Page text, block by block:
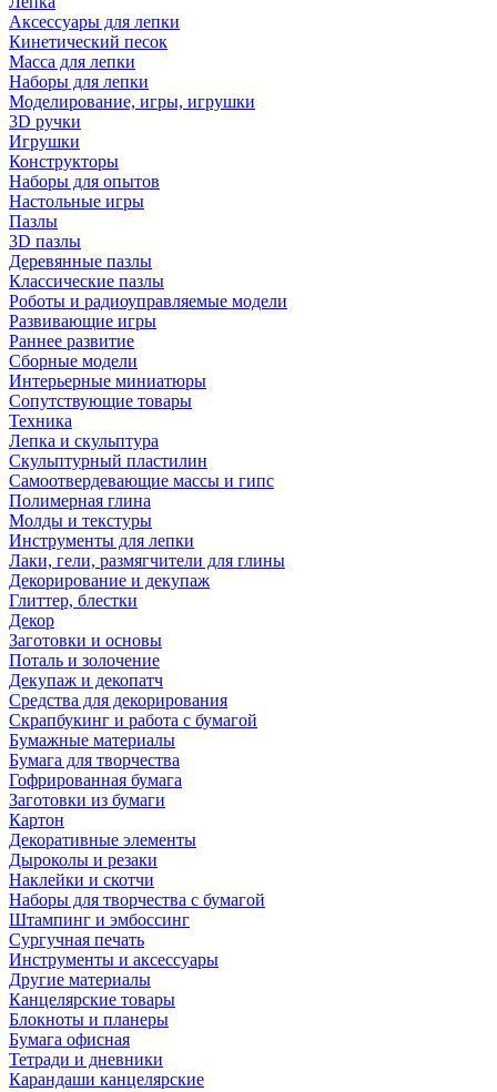
Аксессуары для лепки
Кинетический песок
Масса для лепки
Наборы для лепки
Моделирование, игры, игрушки
3D ручки
Игрушки
Конструкторы
Наборы для опытов
Настольные игры
Пазлы
3D пазлы
Деревянные пазлы
Классические пазлы
Роботы и радиоуправляемые модели
Развивающие игры
Раннее развитие
Сборные модели
Интерьерные миниатюры
Сопутствующие товары
Техника
Лепка и скульптура
Скульптурный пластилин
Самоотвердевающие массы и гипс
Полимерная глина
Молды и текстуры
Инструменты для лепки
Лаки, гели, размягчители для глины
Декорирование и декупаж
Глиттер, блестки
Декор
Заготовки и основы
Поталь и золочение
Декупаж и декопатч
Средства для декорирования
Скрапбукинг и работа с бумагой
Бумажные материалы
Бумага для творчества
Гофрированная бумага
Заготовки из бумаги
Картон
Декоративные элементы
Дыроколы и резаки
Наклейки и скотчи
Наборы для творчества с бумагой
Штампинг и эмбоссинг
Сургучная печать
Инструменты и аксессуары
Другие материалы
Канцелярские товары
Блокноты и планеры
Бумага офисная
Тетради и дневники
Карандаши канцелярские